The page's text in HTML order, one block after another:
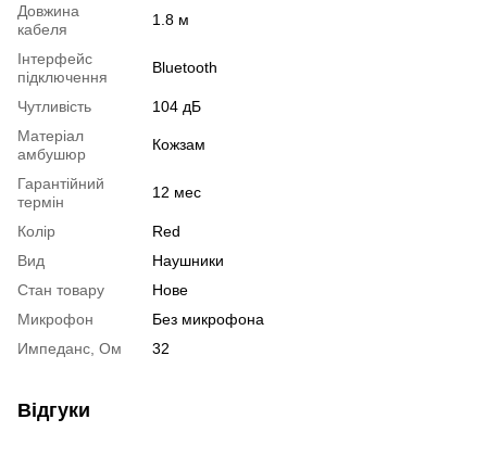
Довжина
кабеля
1.8 м
Інтерфейс
підключення
Bluetooth
Чутливість
104 дБ
Матеріал
амбушюр
Кожзам
Гарантійний
термін
12 мес
Колір
Red
Вид
Наушники
Стан товару
Нове
Микрофон
Без микрофона
Импеданс, Ом
32
Відгуки